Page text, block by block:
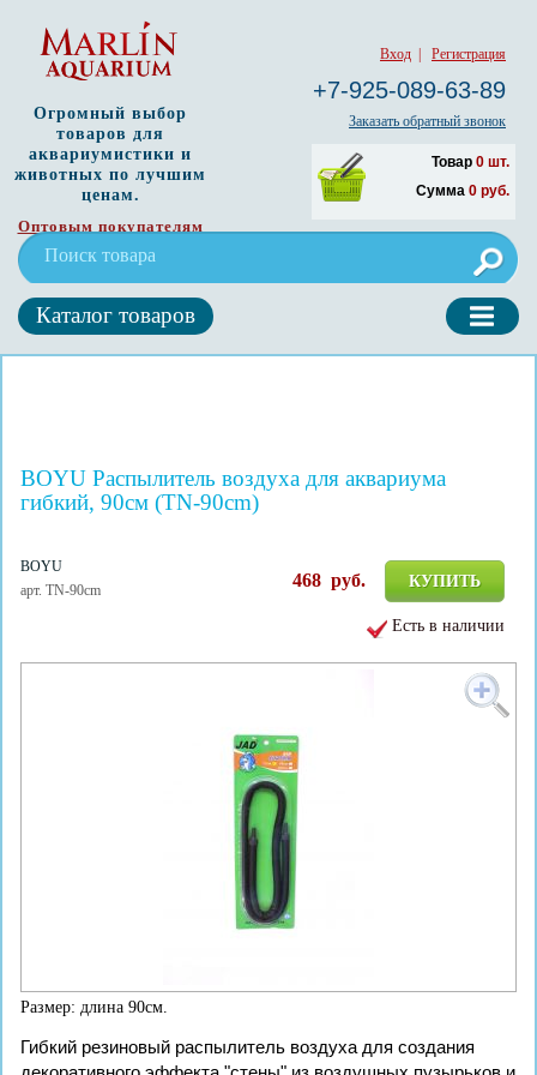
Вход Регистрация
+7-925-089-63-89
Заказать обратный звонок
Товар 0 шт.
Сумма 0 руб.
Огромный выбор
товаров для
аквариумистики и
животных по лучшим
ценам.
Оптовым покупателям
Каталог товаров
BOYU Распылитель воздуха для аквариума
гибкий, 90см (TN-90cm)
BOYU
арт. TN-90cm
КУПИТЬ
468 руб.
Есть в наличии
Размер: длина 90см.
Гибкий резиновый распылитель воздуха для создания